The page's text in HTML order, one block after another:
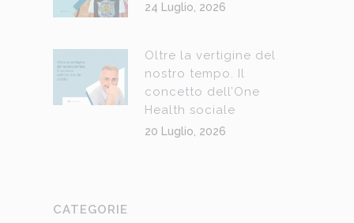
24 Luglio, 2026
Oltre la vertigine del
nostro tempo. Il
concetto dell’One
Health sociale
20 Luglio, 2026
CATEGORIE